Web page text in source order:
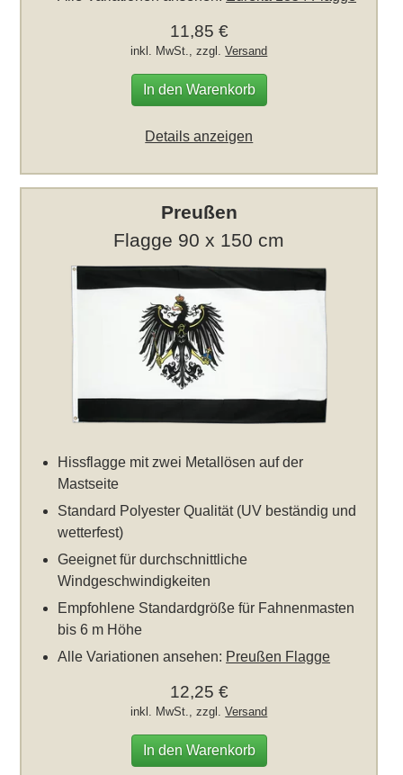
11,85 €
inkl. MwSt., zzgl.Versand
In den Warenkorb
Details anzeigen
Preußen
Flagge 90 x 150 cm
Hissflagge mit zwei Metallösen auf der
Mastseite
Standard Polyester Qualität (UV beständig und
wetterfest)
Geeignet für durchschnittliche
Windgeschwindigkeiten
Empfohlene Standardgröße für Fahnenmasten
bis 6 m Höhe
Alle Variationen ansehen: Preußen Flagge
12,25 €
inkl. MwSt., zzgl.Versand
In den Warenkorb